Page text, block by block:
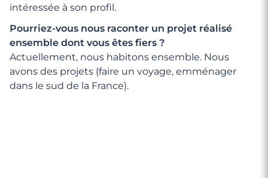
intéressée à son profil.
Pourriez-vous nous raconter un projet réalisé
ensemble dont vous êtes fiers ?
Actuellement, nous habitons ensemble. Nous
avons des projets (faire un voyage, emménager
dans le sud de la France).